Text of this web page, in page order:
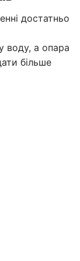
достатньо
воду, а опара
більше